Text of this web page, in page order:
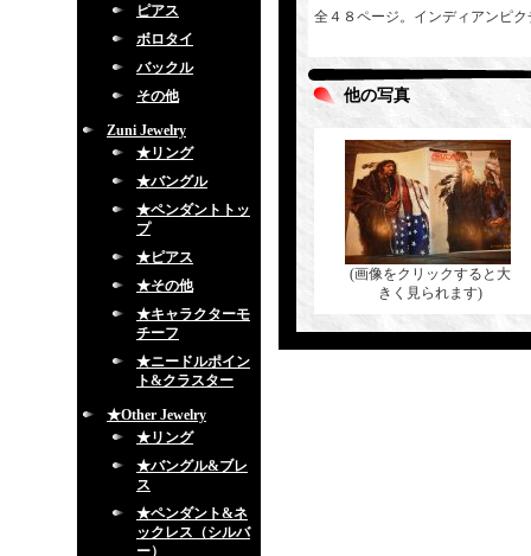
ピアス
ボロタイ
バックル
その他
Zuni Jewelry
★リング
★バングル
★ペンダントトッ
プ
★ピアス
★その他
★キャラクターモ
チーフ
★ニードルポイン
ト&クラスター
★Other Jewelry
★リング
★バングル&ブレ
ス
★ペンダント&ネ
ックレス（シルバ
ー）
全４８ページ。インディアンピ
他の写真
(画像をクリックすると大
きく見られます)